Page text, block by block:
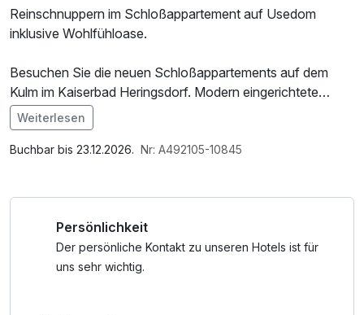
Reinschnuppern im Schloßappartement auf Usedom
inklusive Wohlfühloase.
Besuchen Sie die neuen Schloßappartements auf dem
Kulm im Kaiserbad Heringsdorf. Modern eingerichtete
Appartements mit Liebe zum Detail und teilweise Meerblick
bieten Ihnen alles, was Ihr Urlaubs-Herz begehrt.
Appartementhäusern entfernt.
Eine warme und herzliche Atmosphäre, ergänzt von einer
Weiterlesen
Buchbar bis 23.12.2026. Nr: A492105-10845
Persönlichkeit
Der persönliche Kontakt zu unseren Hotels ist für
uns sehr wichtig.